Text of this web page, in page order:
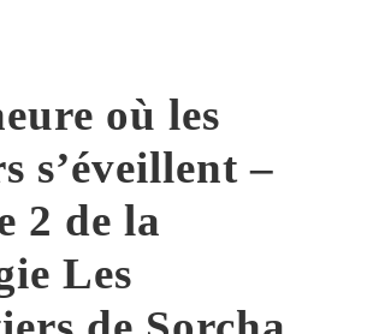
où les
s’éveillent –
2 de la
Les